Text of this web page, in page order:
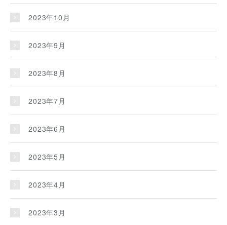
2023年10月
2023年9月
2023年8月
2023年7月
2023年6月
2023年5月
2023年4月
2023年3月